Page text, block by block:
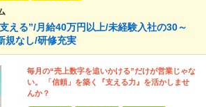
える”/月給40万円以上/未経験入社の30～
規なし/研修充実
毎月の“売上数字を追いかける”だけが営業じゃな
い。 「信頼」を築く『支える力』を活かしませ
んか？